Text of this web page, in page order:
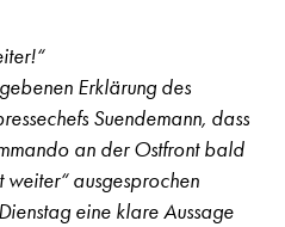
Erklärung des
Suendemann, dass
an der Ostfront bald
weiter“ ausgesprochen
eine klare Aussage